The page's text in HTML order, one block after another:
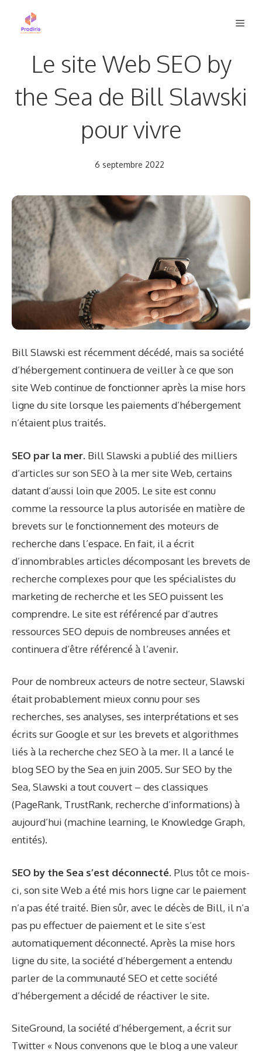
Le site Web SEO by
the Sea de Bill Slawski
pour vivre
6 septembre 2022
Bill Slawski est récemment décédé, mais sa société
d’hébergement continuera de veiller à ce que son
site Web continue de fonctionner après la mise hors
ligne du site lorsque les paiements d’hébergement
n’étaient plus traités.
SEO par la mer. Bill Slawski a publié des milliers
d’articles sur sonSEO à la mersite Web, certains
datant d’aussi loin que 2005. Le site est connu
comme la ressource la plus autorisée en matière de
brevets sur le fonctionnement des moteurs de
recherche dans l’espace. En fait, il a écrit
d’innombrables articles décomposant les brevets de
recherche complexes pour que les spécialistes du
marketing de recherche et les SEO puissent les
comprendre. Le site est référencé par d’autres
ressources SEO depuis de nombreuses années et
continuera d’être référencé à l’avenir.
Pour de nombreux acteurs de notre secteur, Slawski
était probablement mieux connu pour ses
recherches, ses analyses, ses interprétations et ses
écrits sur Google et sur les brevets et algorithmes
liés à la recherche chez SEO à la mer. Il a lancé le
blog SEO by the Sea en juin 2005. Sur SEO by the
Sea, Slawski a tout couvert – des classiques
(PageRank, TrustRank, recherche d’informations) à
aujourd’hui (machine learning, le Knowledge Graph,
entités).
SEO by the Sea s’est déconnecté. Plus tôt ce mois-
ci, son site Web a été mis hors ligne car le paiement
n’a pas été traité. Bien sûr, avec le décès de Bill, il n’a
pas pu effectuer de paiement et le site s’est
automatiquement déconnecté. Après la mise hors
ligne du site, la société d’hébergement a entendu
parler de la communauté SEO et cette société
d’hébergement a décidé de réactiver le site.
SiteGround, la société d’hébergement, a écritsur
Twitter « Nous convenons que le blog a une valeur